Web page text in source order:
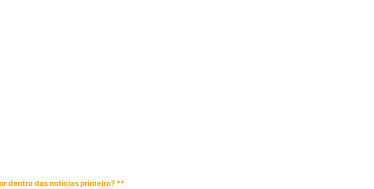
dentro das notícias primeiro? **